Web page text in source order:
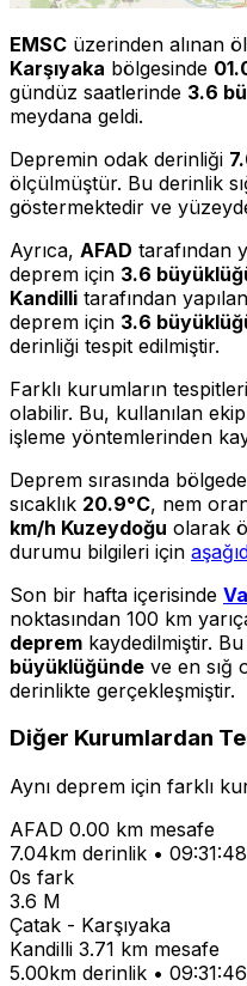
EMSC üzerinden alınan
Karşıyaka bölgesinde
gündüz saatlerinde 3.6
meydana geldi.
Depremin odak derinliği
ölçülmüştür. Bu derinlik
göstermektedir ve
Ayrıca, AFAD tarafından
deprem için 3.6
Kandilli tarafından
deprem için 3.6
derinliği tespit edilmiştir.
Farklı kurumların
olabilir. Bu, kullanılan
işleme yöntemlerinden
Deprem sırasında
sıcaklık 20.9°C, nem
km/h Kuzeydoğu olarak
durumu bilgileri için
Son bir hafta içerisinde
noktasından 100 km
deprem kaydedilmiştir.
büyüklüğünde ve en sığ
derinlikte gerçekleşmiştir.
Diğer Kurumlardan
Aynı deprem için farklı
AFAD 0.00 km mesafe
7.04km derinlik • 09:31:48
0s fark
3.6 M
Çatak - Karşıyaka
Kandilli 3.71 km mesafe
5.00km derinlik • 09:31:46